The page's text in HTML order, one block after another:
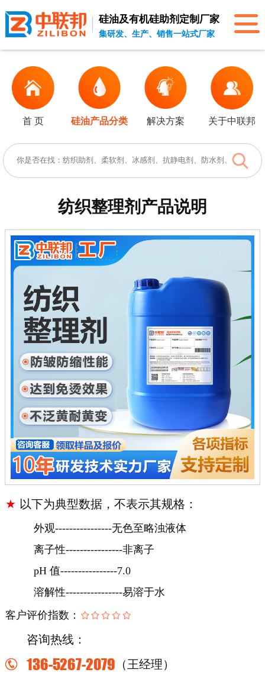
硅油及有机硅助剂 定制厂家
集研发、生产、销售一站式厂家
首 页 硅油产品分类 解决方案 关于中联邦
纺织整理剂 产品说明
★ 以下为典型数据，不表示其规格：
外观----------------无色至略浊液体
离子性----------------非离子
pH 值----------------7.0
溶解性----------------易溶于水
客户评价指数：
咨询热线：
136-5267-2079 （王经理）